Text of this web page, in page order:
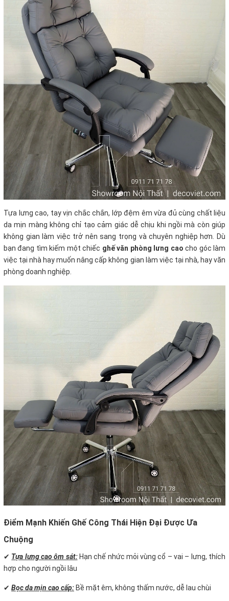
Tựa lưng cao, tay vịn chắc chắn, lớp đệm êm vừa đủ cùng chất liệu
da mịn màng không chỉ tạo cảm giác dễ chịu khi ngồi mà còn giúp
không gian làm việc trở nên sang trọng và chuyên nghiệp hơn. Dù
bạn đang tìm kiếm một chiếc ghế văn phòng lưng cao cho góc làm
việc tại nhà hay muốn nâng cấp không gian làm việc tại nhà, hay văn
phòng doanh nghiệp.
Điểm Mạnh Khiến Ghế Công Thái Hiện Đại Được Ưa
Chuộng
✔ Tựa lưng cao ôm sát:Hạn chế nhức mỏi vùng cổ – vai – lưng, thích
hợp cho người ngồi lâu
✔ Bọc da mịn cao cấp: Bề mặt êm, không thấm nước, dễ lau chùi